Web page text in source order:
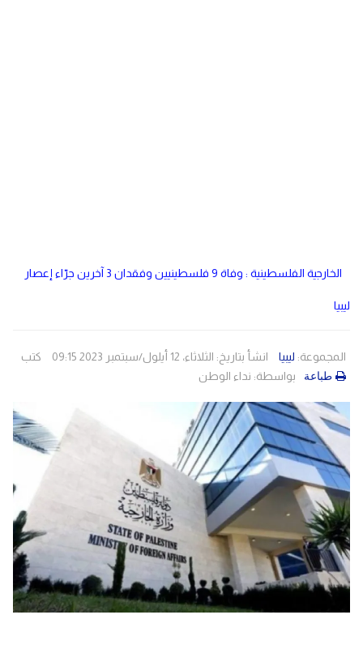
الخارجية الفلسطينية : وفاة 9 فلسطينيين وفقدان 3 آخرين جرّاء إعصار
ليبيا
المجموعة: ليبيا انشأ بتاريخ: الثلاثاء، 12 أيلول/سبتمبر 2023 09:15
كتب
بواسطة: نداء الوطن طباعة